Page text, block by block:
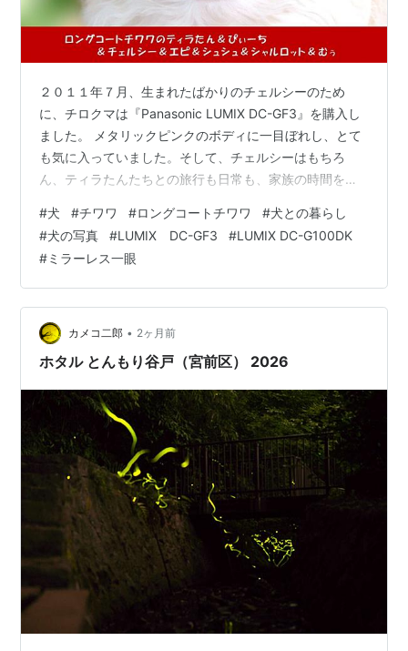
２０１１年７月、生まれたばかりのチェルシーのため
に、チロクマは『Panasonic LUMIX DC-GF3』を購入し
ました。 メタリックピンクのボディに一目ぼれし、とて
も気に入っていました。そして、チェルシーはもちろ
ん、ティラたんたちとの旅行も日常も、家族の時間をず
った写真が白飛びするようになってしまいました。それ
も、今年４月末の九州旅行中、初めてそのことに気づき
ました。 しかし、普通に撮れる写真もあったので、その
まま使い続けて帰ってきました。 今後をどうするか考え
たところ、パナソニックの『ＧＦ３』故障修理窓口はす
でに終了しているし、かとい…
#犬 #チワワ #ロングコートチワワ #犬との暮らし
#犬の写真 #LUMIX DC-GF3 #LUMIX DC-G100DK
#ミラーレス一眼
カメコ二郎 • 2ヶ月前
ホタル とんもり谷戸（宮前区） 2026